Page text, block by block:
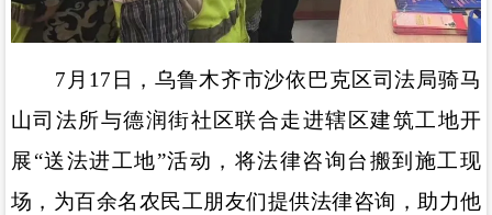
7 月 17 日，乌鲁木齐市沙依巴克区司法局骑马
山司法所与德润街社区联合走进辖区建筑工地开
展“送法进工地”活动，将法律咨询台搬到施工现
场，为百余名农民工朋友们提供法律咨询，助力他